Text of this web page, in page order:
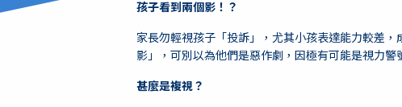
孩子看到兩個影！？
家長勿輕視孩子「投訴」，尤其小孩表達能力較差
影」，可別以為他們是惡作劇，因極有可能是視力警
甚麼是複視？